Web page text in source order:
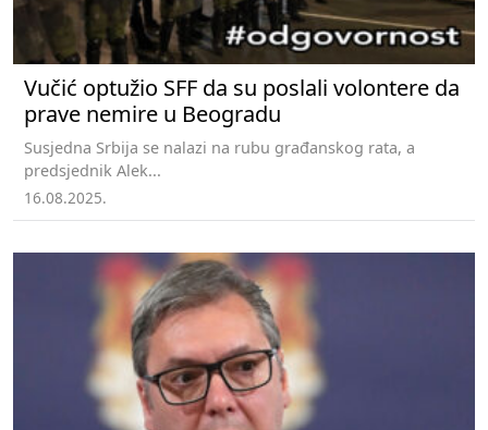
Vučić optužio SFF da su poslali volontere da
prave nemire u Beogradu
Susjedna Srbija se nalazi na rubu građanskog rata, a
predsjednik Alek...
16.08.2025.